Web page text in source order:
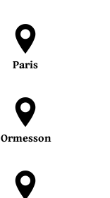
Paris
Ormesson